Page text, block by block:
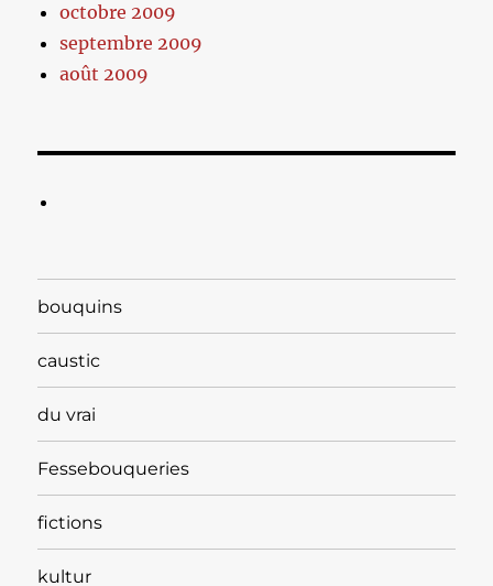
octobre 2009
septembre 2009
août 2009
bouquins
caustic
du vrai
Fessebouqueries
fictions
kultur